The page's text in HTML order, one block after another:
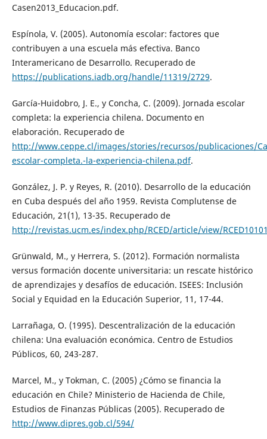
Casen2013_Educacion.pdf.
Espínola, V. (2005). Autonomía escolar: factores que
contribuyen a una escuela más efectiva. Banco
Interamericano de Desarrollo. Recuperado de
https://publications.iadb.org/handle/11319/2729.
García-Huidobro, J. E., y Concha, C. (2009). Jornada escolar
completa: la experiencia chilena. Documento en
elaboración. Recuperado de
http://www.ceppe.cl/images/stories/recursos/publicaciones/
escolar-completa.-la-experiencia-chilena.pdf.
González, J. P. y Reyes, R. (2010). Desarrollo de la educación
en Cuba después del año 1959. Revista Complutense de
Educación, 21(1), 13-35. Recuperado de
http://revistas.ucm.es/index.php/RCED/article/view/
Grünwald, M., y Herrera, S. (2012). Formación normalista
versus formación docente universitaria: un rescate histórico
de aprendizajes y desafíos de educación. ISEES: Inclusión
Social y Equidad en la Educación Superior, 11, 17-44.
Larrañaga, O. (1995). Descentralización de la educación
chilena: Una evaluación económica. Centro de Estudios
Públicos, 60, 243-287.
Marcel, M., y Tokman, C. (2005) ¿Cómo se financia la
educación en Chile? Ministerio de Hacienda de Chile,
Estudios de Finanzas Públicas (2005). Recuperado de
http://www.dipres.gob.cl/594/